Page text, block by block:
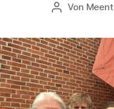
Beitragsautor
Von Meent